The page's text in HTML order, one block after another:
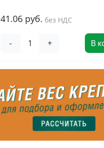
41.06 руб. без НДС
- + В